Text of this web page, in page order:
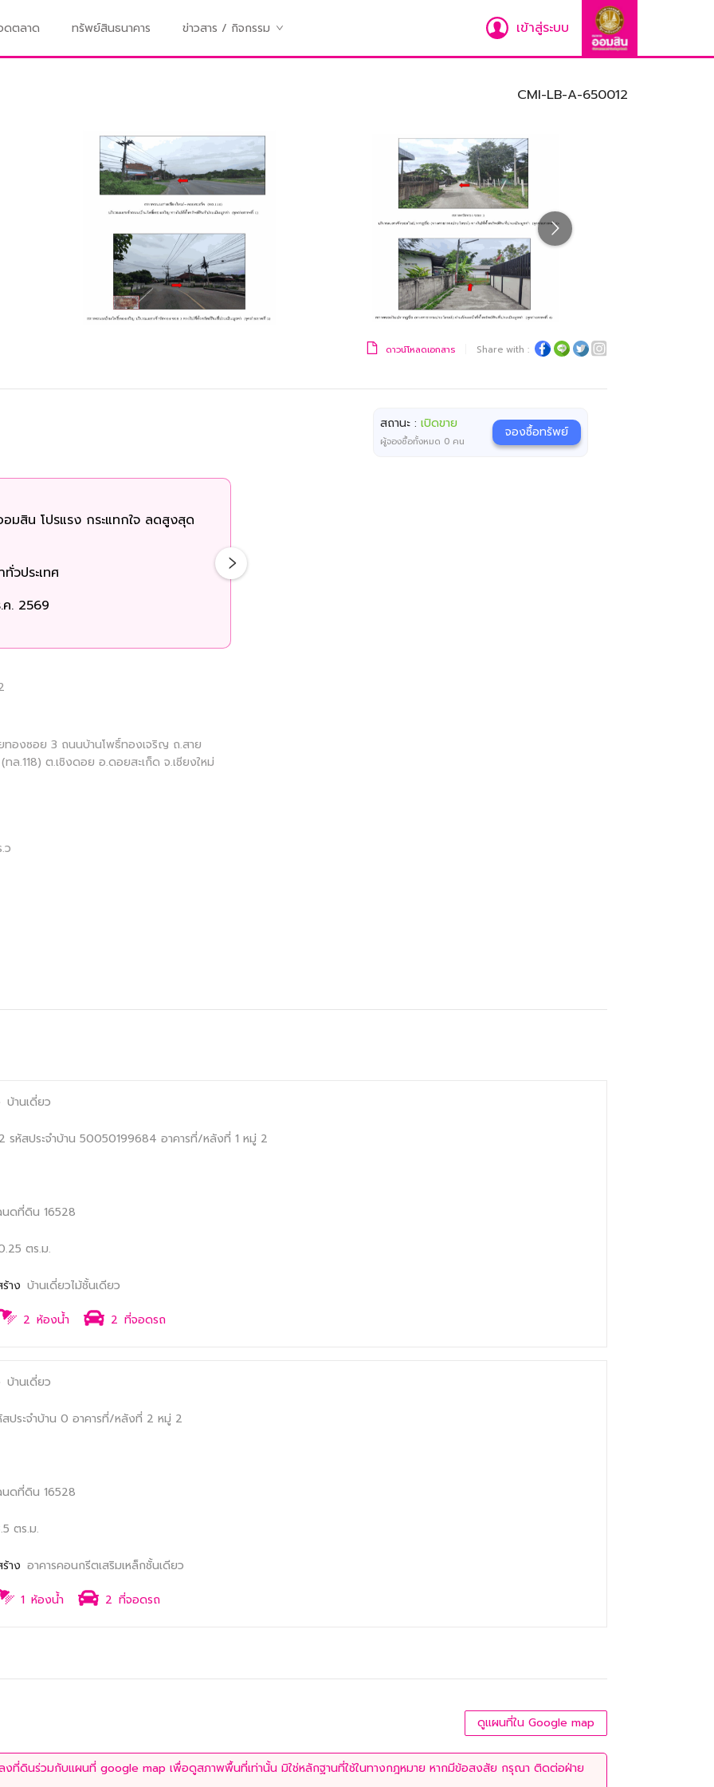
ดตลาด ทรัพย์สินธนาคาร ข่าวสาร / กิจกรรม เข้าสู่ระบบ
CMI-LB-A-650012
ดาวน์โหลดเอกสาร Share with :
มสิน โปรแรง กระแทกใจ ลดสูงสุด
วประเทศ
. 2569
องซอย 3 ถนนบ้านโพธิ์ทองเจริญ ถ.สาย
ทล.118) ต.เชิงดอย อ.ดอยสะเก็ด จ.เชียงใหม่
ว
สถานะ : เปิดขาย
ผู้จองซื้อทั้งหมด 0คน
จองซื้อทรัพย์
บ้านเดี่ยว
2รหัสประจำบ้าน 50050199684อาคารที่/หลังที่ 1หมู่ 2
นดที่ดิน 16528
ตร.ม.
าง บ้านเดี่ยวไม้ชั้นเดียว
2 ห้องน้ำ 2 ที่จอดรถ
บ้านเดี่ยว
สประจำบ้าน 0อาคารที่/หลังที่ 2หมู่ 2
นดที่ดิน 16528
ตร.ม.
าง อาคารคอนกรีตเสริมเหล็กชั้นเดียว
1 ห้องน้ำ 2 ที่จอดรถ
ดูแผนที่ใน Google map
งที่ดินร่วมกับแผนที่ google map เพื่อดูสภาพพื้นที่เท่านั้น มิใช่หลักฐานที่ใช้ในทางกฎหมาย หากมีข้อสงสัย กรุณา ติดต่อฝ่าย